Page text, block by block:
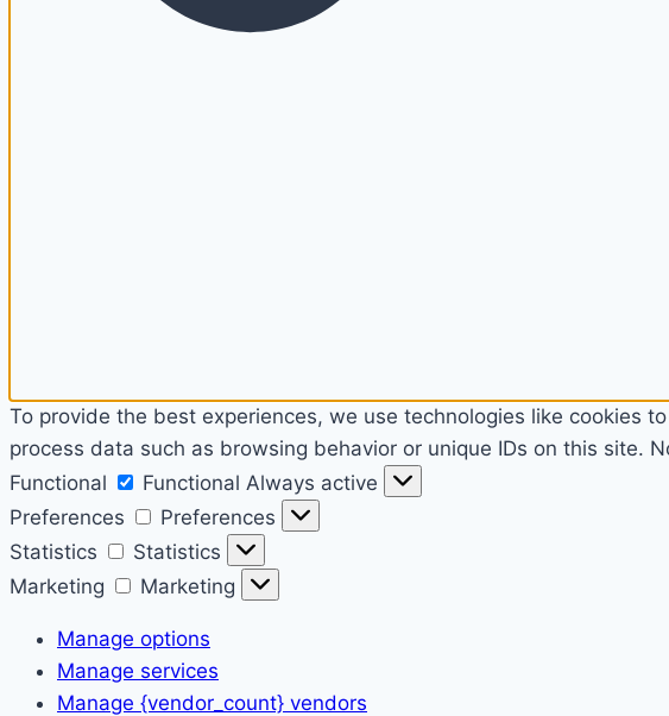
To provide the best experiences, we use technologies like cookies
process data such as browsing behavior or unique IDs on this
Functional
Functional Always active
Preferences
Preferences
Statistics
Statistics
Marketing
Marketing
Manage options
Manage services
Manage {vendor_count} vendors